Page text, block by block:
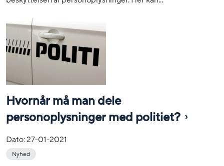
Hvornår må man dele
personoplysninger med politiet?
Dato:27-01-2021
Nyhed